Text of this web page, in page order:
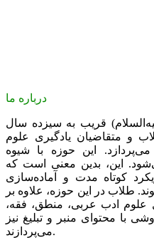
درباره ما
قریب به سیزده سال
و متقاضیان یادگیری علوم
این حوزه با شیوه
این، بدین معنی است که
کوتاه مدت و آماده‌سازی
طلاب در این حوزه، علاوه بر
ادب عربی، منطق، فقه،
با محتوای منبر و تبلیغ نیز
می‌پردازند.